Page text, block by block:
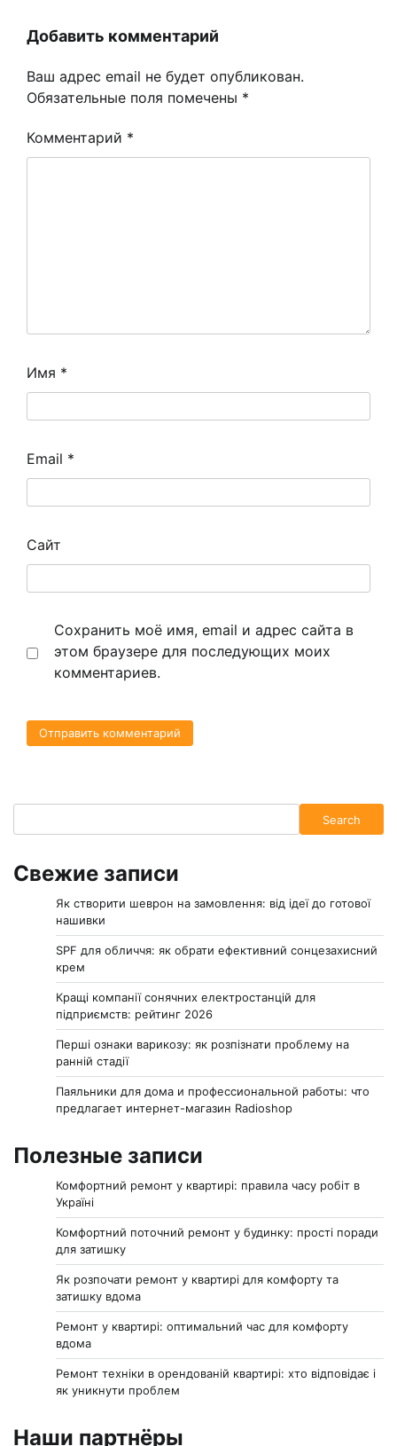
Добавить комментарий
Ваш адрес email не будет опубликован.
Обязательные поля помечены *
Комментарий *
Имя *
Email *
Сайт
Сохранить моё имя, email и адрес сайта в
этом браузере для последующих моих
комментариев.
Search
Свежие записи
Як створити шеврон на замовлення: від ідеї до готової
нашивки
SPF для обличчя: як обрати ефективний сонцезахисний
крем
Кращі компанії сонячних електростанцій для
підприємств: рейтинг 2026
Перші ознаки варикозу: як розпізнати проблему на
ранній стадії
Паяльники для дома и профессиональной работы: что
предлагает интернет-магазин Radioshop
Полезные записи
Комфортний ремонт у квартирі: правила часу робіт в
Україні
Комфортний поточний ремонт у будинку: прості поради
для затишку
Як розпочати ремонт у квартирі для комфорту та
затишку вдома
Ремонт у квартирі: оптимальний час для комфорту
вдома
Ремонт техніки в орендованій квартирі: хто відповідає і
як уникнути проблем
Наши партнёры